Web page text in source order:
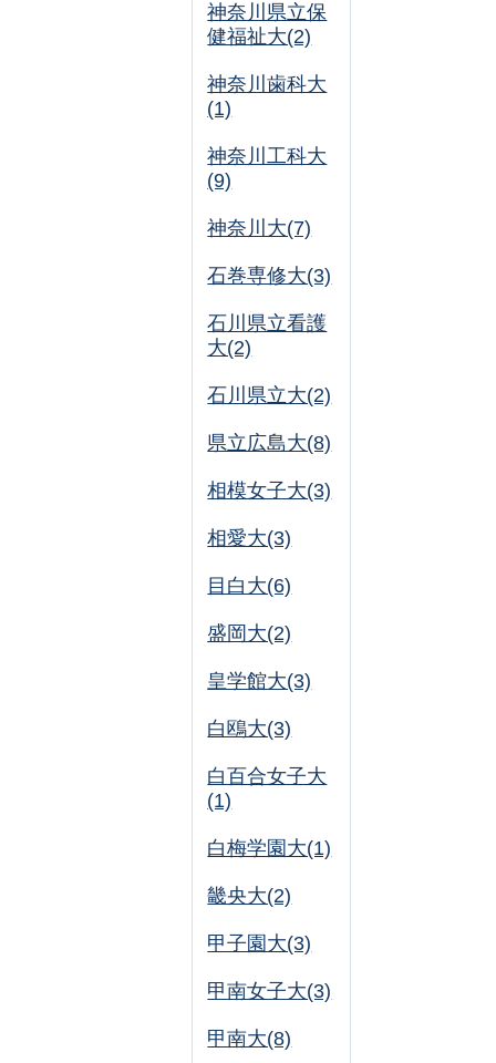
神奈川県立保
健福祉大(2)
神奈川歯科大
(1)
神奈川工科大
(9)
神奈川大(7)
石巻専修大(3)
石川県立看護
大(2)
石川県立大(2)
県立広島大(8)
相模女子大(3)
相愛大(3)
目白大(6)
盛岡大(2)
皇学館大(3)
白鴎大(3)
白百合女子大
(1)
白梅学園大(1)
畿央大(2)
甲子園大(3)
甲南女子大(3)
甲南大(8)